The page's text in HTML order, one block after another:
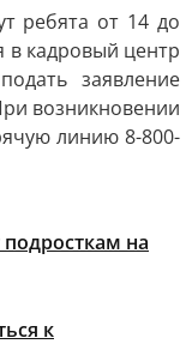
ребята от 14 до
в кадровый центр
заявление
возникновении
линию 8-800-
к